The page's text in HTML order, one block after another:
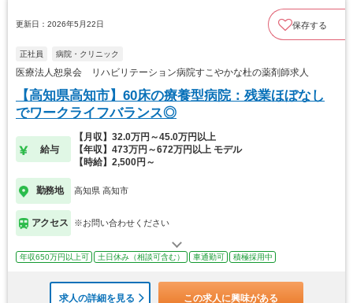
更新日：2026年5月22日 保存する
正社員 病院・クリニック
医療法人恕泉会 リハビリテーション病院すこやかな杜の薬剤師求人
【高知県高知市】60床の療養型病院：残業ほぼなし
でワークライフバランス◎
給与
【月収】32.0万円～45.0万円以上
【年収】473万円～672万円以上 モデル
【時給】2,500円～
勤務地 高知県 高知市
アクセス ※お問い合わせください
年収650万円以上可 土日休み（相談可含む） 車通勤可 積極採用中
求人の詳細を見る この求人に興味がある